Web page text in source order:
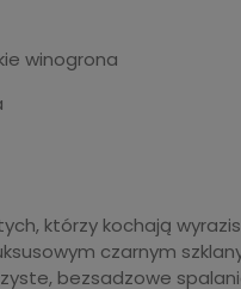
winogrona
którzy kochają
czarnym
bezsadzowe